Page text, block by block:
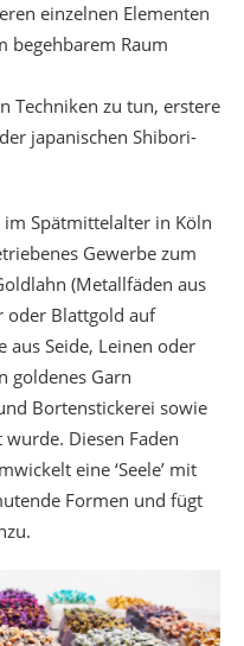
einzelnen Elementen
begehbarem Raum
Techniken zu tun, erstere
japanischen Shibori-
Spätmittelalter in Köln
Gewerbe zum
(Metallfäden aus
oder Blattgold auf
aus Seide, Leinen oder
goldenes Garn
Bortenstickerei sowie
Diesen Faden
eine ‘Seele’ mit
Formen und fügt